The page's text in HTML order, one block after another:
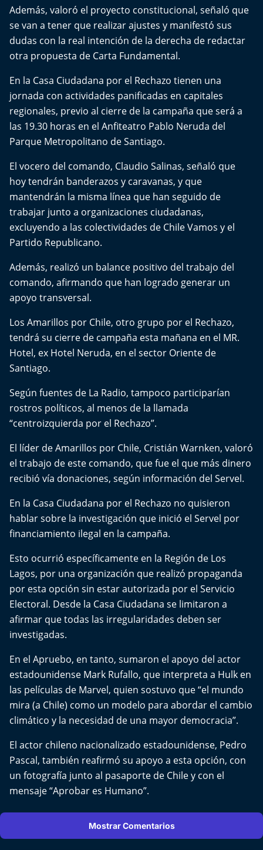
Aquí Estamos
Sello de raza
Trasnoche
Reto Inmobiliario
Punto de Encuentro
Además, valoró el proyecto constitucional, señaló que
se van a tener que realizar ajustes y manifestó sus
dudas con la real intención de la derecha de redactar
otra propuesta de Carta Fundamental.
En la Casa Ciudadana por el Rechazo tienen una
jornada con actividades panificadas en capitales
regionales, previo al cierre de la campaña que será a
las 19.30 horas en el Anfiteatro Pablo Neruda del
Parque Metropolitano de Santiago.
El vocero del comando, Claudio Salinas, señaló que
hoy tendrán banderazos y caravanas, y que
mantendrán la misma línea que han seguido de
trabajar junto a organizaciones ciudadanas,
excluyendo a las colectividades de Chile Vamos y el
Partido Republicano.
Además, realizó un balance positivo del trabajo del
comando, afirmando que han logrado generar un
apoyo transversal.
Los Amarillos por Chile, otro grupo por el Rechazo,
tendrá su cierre de campaña esta mañana en el MR.
Hotel, ex Hotel Neruda, en el sector Oriente de
Santiago.
Según fuentes de La Radio, tampoco participarían
rostros políticos, al menos de la llamada
“centroizquierda por el Rechazo”.
El líder de Amarillos por Chile, Cristián Warnken, valoró
el trabajo de este comando, que fue el que más dinero
recibió vía donaciones, según información del Servel.
En la Casa Ciudadana por el Rechazo no quisieron
hablar sobre la investigación que inició el Servel por
financiamiento ilegal en la campaña.
Esto ocurrió específicamente en la Región de Los
Lagos, por una organización que realizó propaganda
por esta opción sin estar autorizada por el Servicio
Electoral. Desde la Casa Ciudadana se limitaron a
afirmar que todas las irregularidades deben ser
investigadas.
En el Apruebo, en tanto, sumaron el apoyo del actor
estadounidense Mark Rufallo, que interpreta a Hulk en
las películas de Marvel, quien sostuvo que “el mundo
mira (a Chile) como un modelo para abordar el cambio
climático y la necesidad de una mayor democracia”.
El actor chileno nacionalizado estadounidense, Pedro
Pascal, también reafirmó su apoyo a esta opción, con
un fotografía junto al pasaporte de Chile y con el
mensaje “Aprobar es Humano”.
Mostrar Comentarios